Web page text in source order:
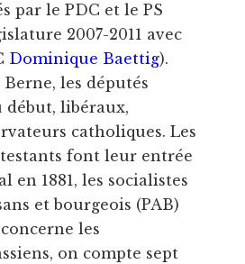
par le PDC et le PS
2007-2011 avec
Dominique Baettig).
les députés
début, libéraux,
catholiques. Les
font leur entrée
en 1881, les socialistes
et bourgeois (PAB)
les
on compte sept